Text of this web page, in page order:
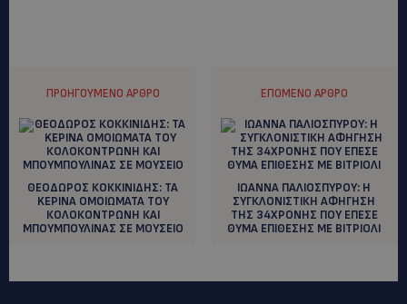
ΠΡΟΗΓΟΎΜΕΝΟ ΆΡΘΡΟ
ΘΕΟΔΩΡΟΣ ΚΟΚΚΙΝΙΔΗΣ: ΤΑ
KEΡΙΝΑ ΟΜΟΙΩΜΑΤΑ ΤΟΥ
ΚΟΛΟΚΟΝΤΡΩΝΗ ΚΑΙ
ΜΠΟΥΜΠΟΥΛΙΝΑΣ ΣΕ ΜΟΥΣΕΙΟ
ΕΠΌΜΕΝΟ ΆΡΘΡΟ
ΙΩΑΝΝΑ ΠΑΛΙΟΣΠΥΡΟΥ: H
ΣΥΓΚΛΟΝΙΣΤΙΚΗ ΑΦΗΓΗΣΗ
ΤΗΣ 34ΧΡΟΝΗΣ ΠΟΥ ΕΠΕΣΕ
ΘΥΜΑ ΕΠΙΘΕΣΗΣ ΜΕ ΒΙΤΡΙΟΛΙ